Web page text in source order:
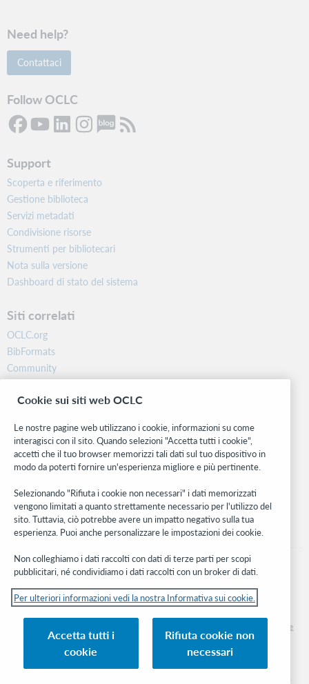
Need help?
Contattaci
Follow OCLC
Support
Scoperta e riferimento
Gestione biblioteca
Servizi metadati
Condivisione risorse
Strumenti per bibliotecari
Nota sulla versione
Dashboard di stato del sistema
Siti correlati
OCLC.org
BibFormats
Community
Ricerca
WebJunction
Stay in the know.
Ricevi gli ultimi aggiornamenti di prodotti, ricerche, eventi e molto
altro direttamente nella tua casella di posta.
Subscribe now
© 2026 OCLC
Marchi e/o marchi di servizio nazionali e internazionali di OCLC, Inc. e delle sue
Informativa sui cookie Elenco e impostazioni dei cookie
Cookie sui siti web OCLC
Le nostre pagine web utilizzano i cookie, informazioni su come
interagisci con il sito. Quando selezioni "Accetta tutti i cookie",
accetti che il tuo browser memorizzi tali dati sul tuo dispositivo in
modo da poterti fornire un'esperienza migliore e più pertinente.
Selezionando "Rifiuta i cookie non necessari" i dati memorizzati
vengono limitati a quanto strettamente necessario per l'utilizzo del
sito. Tuttavia, ciò potrebbe avere un impatto negativo sulla tua
esperienza. Puoi anche personalizzare le impostazioni dei cookie.
Non colleghiamo i dati raccolti con dati di terze parti per scopi
pubblicitari, né condividiamo i dati raccolti con un broker di dati.
Per ulteriori informazioni vedi la nostra Informativa sui cookie.
Accetta tutti i
cookie
Rifiuta cookie non
necessari